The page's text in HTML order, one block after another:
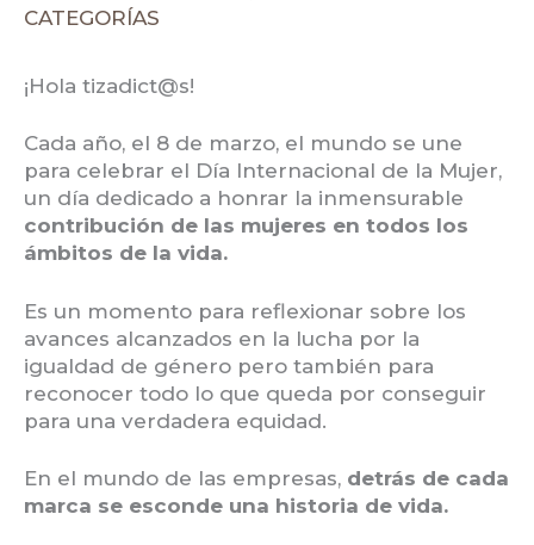
CATEGORÍAS
¡Hola tizadict@s!
Cada año, el 8 de marzo, el mundo se une
para celebrar el Día Internacional de la Mujer,
un día dedicado a honrar la inmensurable
contribución de las mujeres en todos los
ámbitos de la vida.
Es un momento para reflexionar sobre los
avances alcanzados en la lucha por la
igualdad de género pero también para
reconocer todo lo que queda por conseguir
para una verdadera equidad.
En el mundo de las empresas, detrás de cada
marca se esconde una historia de vida.